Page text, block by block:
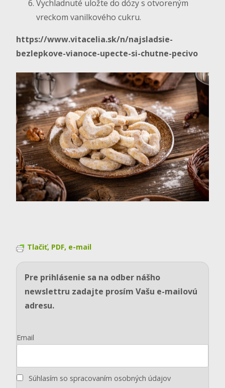
Vychladnuté uložte do dózy s otvoreným
vreckom vanilkového cukru.
https://www.vitacelia.sk/n/najsladsie-
bezlepkove-vianoce-upecte-si-chutne-pecivo
Tlačiť, PDF, e-mail
Pre prihlásenie sa na odber nášho
newslettru zadajte prosím Vašu e-mailovú
adresu.
Email
Súhlasím so spracovaním osobných údajov